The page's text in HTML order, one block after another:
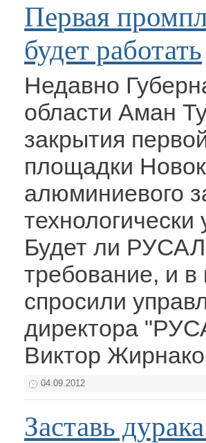
Первая
будет работать
Недавно
области Аман
закрытия
площадки
алюминиевого
Будет ли
требование, и
спросили
директора
Виктор
04.09.2012
Заставь